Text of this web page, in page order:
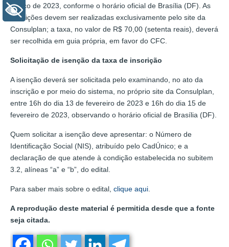
março de 2023, conforme o horário oficial de Brasília (DF). As
inscrições devem ser realizadas exclusivamente pelo site da
Consulplan; a taxa, no valor de R$ 70,00 (setenta reais), deverá
ser recolhida em guia própria, em favor do CFC.
Solicitação de isenção da taxa de inscrição
A isenção deverá ser solicitada pelo examinando, no ato da
inscrição e por meio do sistema, no próprio site da Consulplan,
entre 16h do dia 13 de fevereiro de 2023 e 16h do dia 15 de
fevereiro de 2023, observando o horário oficial de Brasília (DF).
Quem solicitar a isenção deve apresentar: o Número de
Identificação Social (NIS), atribuído pelo CadÚnico; e a
declaração de que atende à condição estabelecida no subitem
3.2, alíneas “a” e “b”, do edital.
Para saber mais sobre o edital, clique aqui
A reprodução deste material é permitida desde que a fonte
seja citada.
+ Acessibilidade